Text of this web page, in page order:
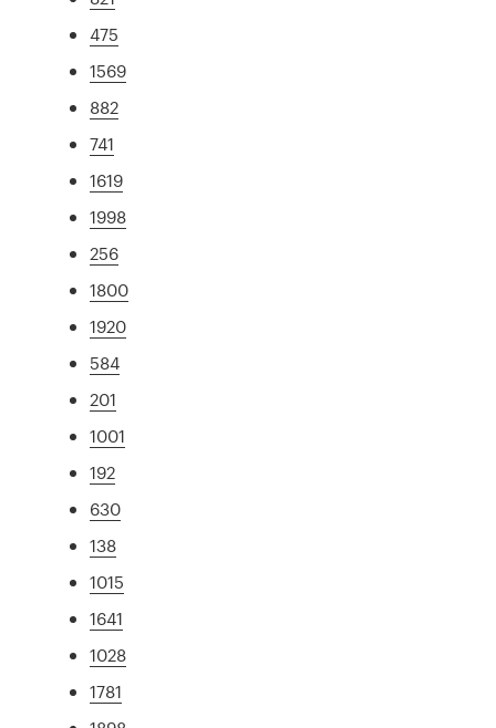
475
1569
882
741
1619
1998
256
1800
1920
584
201
1001
192
630
138
1015
1641
1028
1781